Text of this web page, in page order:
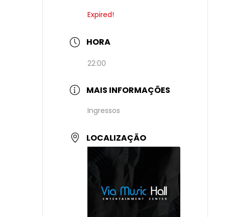
Expired!
HORA
22:00
MAIS INFORMAÇÕES
Ingressos
LOCALIZAÇÃO